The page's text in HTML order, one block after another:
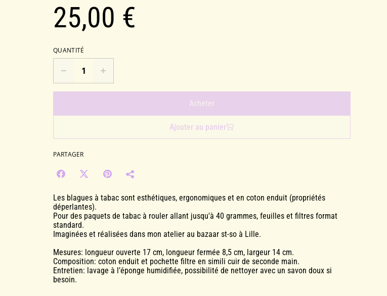
25,00 €
QUANTITÉ
Acheter
Ajouter au panier
PARTAGER
Les blagues à tabac sont esthétiques, ergonomiques et en coton enduit (propriétés
déperlantes).
Pour des paquets de tabac à rouler allant jusqu'à 40 grammes, feuilles et filtres format
standard.
Imaginées et réalisées dans mon atelier au bazaar st-so à Lille.
Mesures: longueur ouverte 17 cm, longueur fermée 8,5 cm, largeur 14 cm.
Composition: coton enduit et pochette filtre en simili cuir de seconde main.
Entretien: lavage à l’éponge humidifiée, possibilité de nettoyer avec un savon doux si
besoin.